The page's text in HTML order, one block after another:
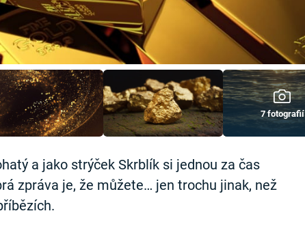
7 fotografií
a jako strýček Skrblík si jednou za čas
zpráva je, že můžete… jen trochu jinak, než